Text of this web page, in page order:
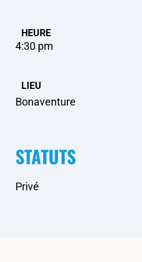
HEURE
4:30 pm
LIEU
Bonaventure
STATUTS
Privé